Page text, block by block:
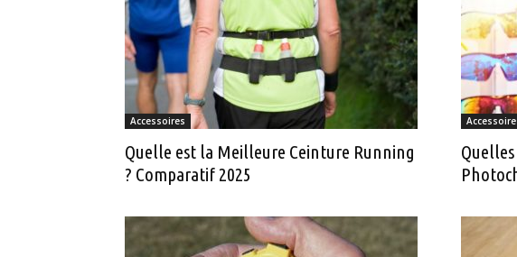
Accessoires
Quelle est la Meilleure Ceinture Running
? Comparatif 2025